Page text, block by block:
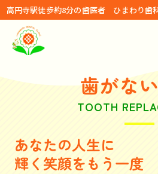
高円寺駅徒歩約8分の歯医者 ひまわり歯
歯がな
TOOTH
あなたの人生に
輝く笑顔をもう一度